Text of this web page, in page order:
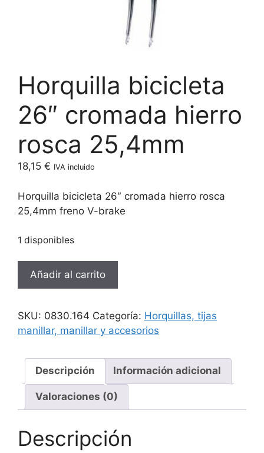
Horquilla bicicleta
26″ cromada hierro
rosca 25,4mm
18,15 € IVA incluido
Horquilla bicicleta 26″ cromada hierro rosca
25,4mm freno V-brake
1 disponibles
bicicleta
cromada
hierro
25,4mm
cantidad
Añadir al carrito
SKU: 0830.164 Categoría: Horquillas, tijas
manillar, manillar y accesorios
Descripción Información adicional
Valoraciones (0)
Descripción